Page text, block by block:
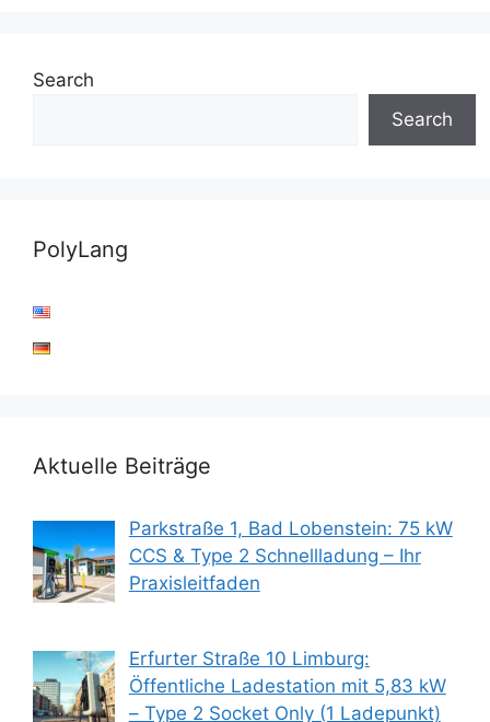
Search
Search
PolyLang
Aktuelle Beiträge
Parkstraße 1, Bad Lobenstein: 75 kW
CCS & Type 2 Schnellladung – Ihr
Praxisleitfaden
Erfurter Straße 10 Limburg:
Öffentliche Ladestation mit 5,83 kW
– Type 2 Socket Only (1 Ladepunkt)